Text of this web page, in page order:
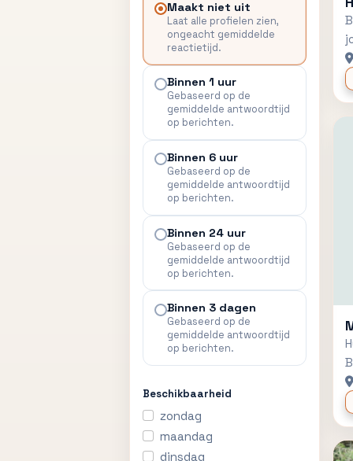
Mantelzorgondersteuning
Paramedische
therapieën
Pastoraat
Pleegzorg
Psychosociale hulp
Relatie en
gezinsbegeleiding
Rouwverwerking
Specialistische zorg
of ondersteuning
Thuiszorg
Vitaliteitszorg /
Maakt niet uit
Laat alle profielen zien,
ongeacht gemiddelde
reactietijd.
Binnen 1 uur
Gebaseerd op de
gemiddelde antwoordtijd
op berichten.
Binnen 6 uur
Gebaseerd op de
gemiddelde antwoordtijd
op berichten.
Binnen 24 uur
Gebaseerd op de
gemiddelde antwoordtijd
op berichten.
Binnen 3 dagen
Gebaseerd op de
gemiddelde antwoordtijd
op berichten.
Beschikbaarheid
zondag
maandag
dinsdag